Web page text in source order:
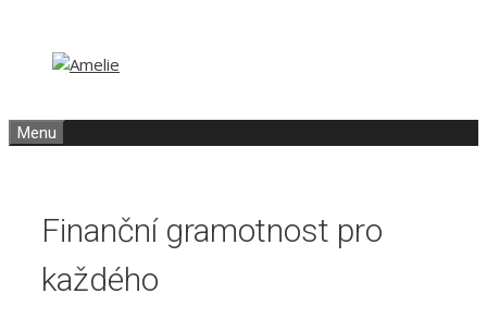
obsah
obsah
Menu
Finanční gramotnost pro
každého